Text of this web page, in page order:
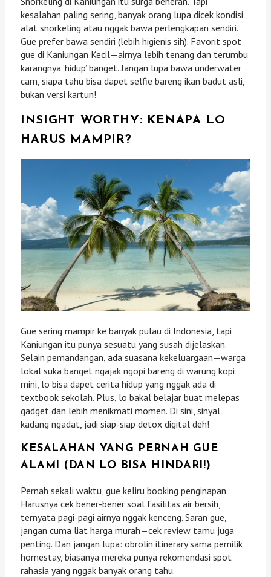
kesalahan paling sering, banyak orang lupa dicek kondisi
alat snorkeling atau nggak bawa perlengkapan sendiri.
Gue prefer bawa sendiri (lebih higienis sih). Favorit spot
gue di Kaniungan Kecil—airnya lebih tenang dan terumbu
karangnya ‘hidup’ banget. Jangan lupa bawa underwater
cam, siapa tahu bisa dapet selfie bareng ikan badut asli,
bukan versi kartun!
INSIGHT WORTHY: KENAPA LO
HARUS MAMPIR?
Gue sering mampir ke banyak pulau di Indonesia, tapi
Kaniungan itu punya sesuatu yang susah dijelaskan.
Selain pemandangan, ada suasana kekeluargaan—warga
lokal suka banget ngajak ngopi bareng di warung kopi
mini, lo bisa dapet cerita hidup yang nggak ada di
textbook sekolah. Plus, lo bakal belajar buat melepas
gadget dan lebih menikmati momen. Di sini, sinyal
kadang ngadat, jadi siap-siap detox digital deh!
KESALAHAN YANG PERNAH GUE
ALAMI (DAN LO BISA HINDARI!)
Pernah sekali waktu, gue keliru booking penginapan.
Harusnya cek bener-bener soal fasilitas air bersih,
ternyata pagi-pagi airnya nggak kenceng. Saran gue,
jangan cuma liat harga murah—cek review tamu juga
penting. Dan jangan lupa: obrolin itinerary sama pemilik
homestay, biasanya mereka punya rekomendasi spot
rahasia yang nggak banyak orang tahu.